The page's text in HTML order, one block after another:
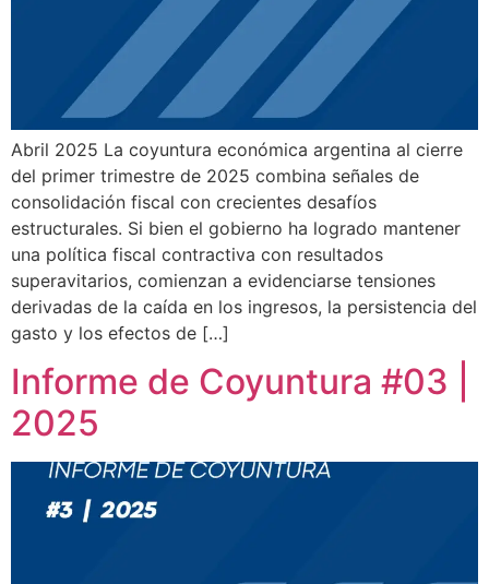
Abril 2025 La coyuntura económica argentina al cierre
del primer trimestre de 2025 combina señales de
consolidación fiscal con crecientes desafíos
estructurales. Si bien el gobierno ha logrado mantener
una política fiscal contractiva con resultados
superavitarios, comienzan a evidenciarse tensiones
derivadas de la caída en los ingresos, la persistencia del
gasto y los efectos de […]
Informe de Coyuntura #03 |
2025